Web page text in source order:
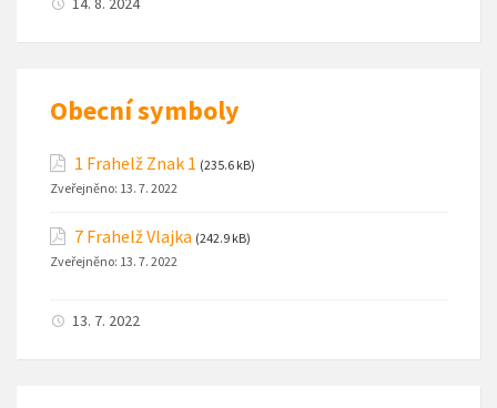
Obecní symboly
1 Frahelž Znak 1 (235.6 kB)
Zveřejněno: 13. 7. 2022
7 Frahelž Vlajka (242.9 kB)
Zveřejněno: 13. 7. 2022
13. 7. 2022